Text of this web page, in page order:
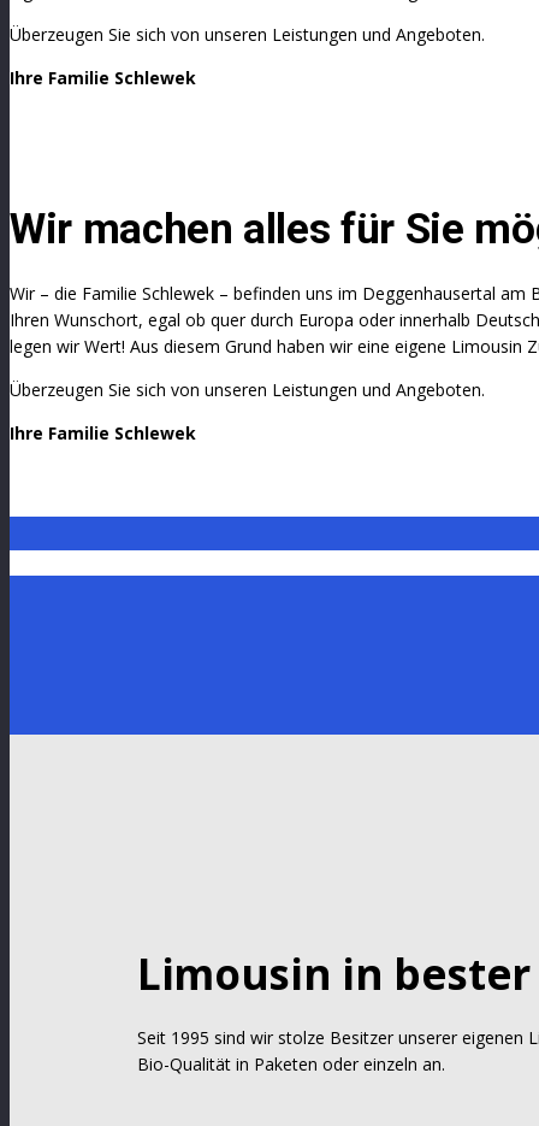
Überzeugen Sie sich von unseren Leistungen und Angeboten.
Ihre Familie Schlewek
Wir machen alles für Sie
Wir – die Familie Schlewek – befinden uns im Deggenhausertal
Ihren Wunschort, egal ob quer durch Europa oder innerhalb
legen wir Wert! Aus diesem Grund haben wir eine eigene
Überzeugen Sie sich von unseren Leistungen und Angeboten.
Ihre Familie Schlewek
Limousin in
Seit 1995 sind wir stolze Besitzer unserer eigenen
Bio-Qualität in Paketen oder einzeln an.